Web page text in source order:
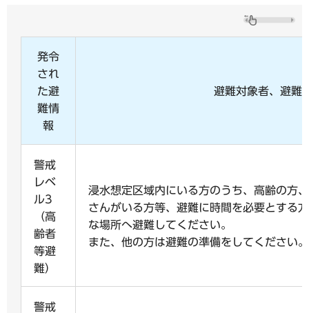
発令
され
た避
難情
報
避難対象者、避難
警戒
レベ
ル3
（高
齢者
等避
難）
浸水想定区域内にいる方のうち、高齢の方
さんがいる方等、避難に時間を必要とする
な場所へ避難してください。
また、他の方は避難の準備をしてください。
警戒